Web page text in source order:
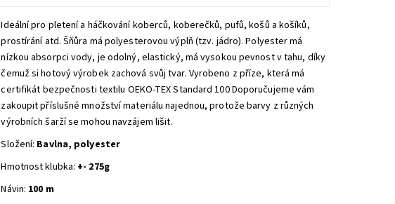
Ideální pro pletení a háčkování koberců, koberečků, pufů, košů a košíků,
prostírání atd.Šňůra má polyesterovou výplň (tzv. jádro). Polyester má
nízkou absorpci vody, je odolný, elastický, má vysokou pevnost v tahu, díky
čemuž si hotový výrobek zachová svůj tvar. Vyrobeno z příze, která má
certifikát bezpečnosti textilu OEKO-TEX Standard 100 Doporučujeme vám
zakoupit příslušné množství materiálu najednou, protože barvy z různých
výrobních šarží se mohou navzájem lišit.
Složení: Bavlna, polyester
Hmotnost klubka: +- 275g
Návin: 100 m